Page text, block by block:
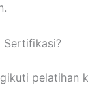
Sertifikasi?
pelatihan